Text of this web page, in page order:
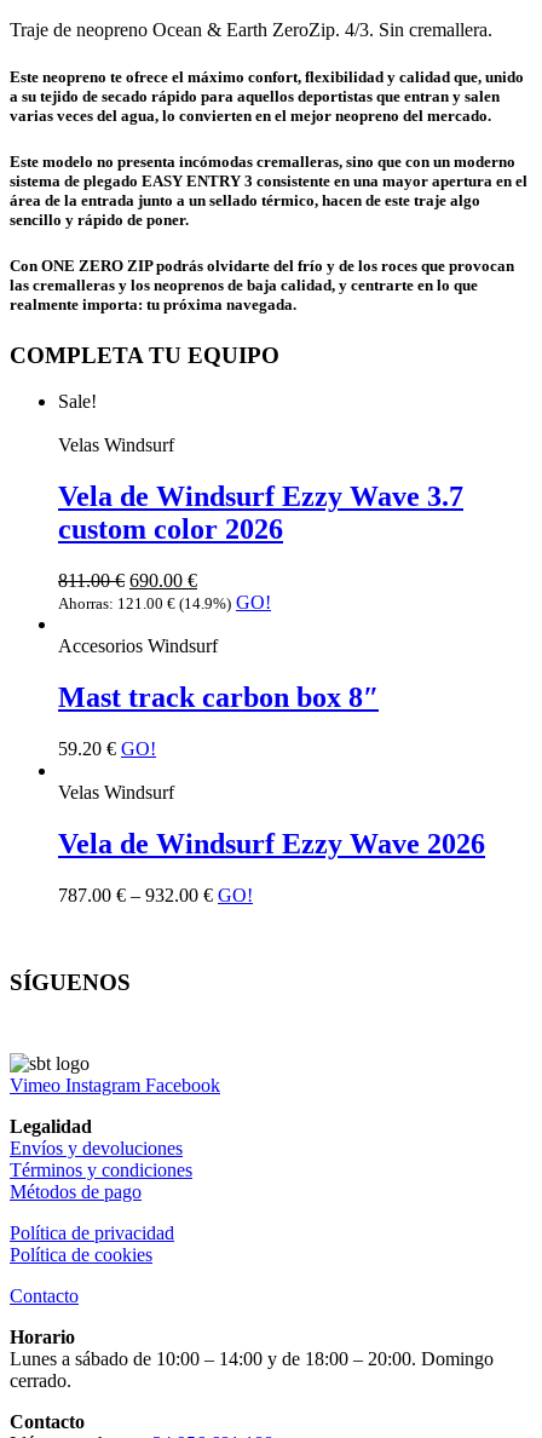
&
ZeroZip
quantity
Traje de neopreno Ocean & Earth ZeroZip. 4/3. Sin cremallera.
Este neopreno te ofrece el máximo confort, flexibilidad y calidad que, unido
a su tejido de secado rápido para aquellos deportistas que entran y salen
varias veces del agua, lo convierten en el mejor neopreno del mercado.
Este modelo no presenta incómodas cremalleras, sino que con un moderno
sistema de plegado EASY ENTRY 3 consistente en una mayor apertura en el
área de la entrada junto a un sellado térmico, hacen de este traje algo
sencillo y rápido de poner.
Con ONE ZERO ZIP podrás olvidarte del frío y de los roces que provocan
las cremalleras y los neoprenos de baja calidad, y centrarte en lo que
realmente importa: tu próxima navegada.
COMPLETA TU EQUIPO
Sale!
Velas Windsurf
Vela de Windsurf Ezzy Wave 3.7
custom color 2026
811.00€ 690.00 €
Ahorras: 121.00 € (14.9%) GO!
Accesorios Windsurf
Mast track carbon box 8″
59.20 € GO!
Velas Windsurf
Vela de Windsurf Ezzy Wave 2026
787.00 € – 932.00 € GO!
SÍGUENOS
Vimeo Instagram Facebook
Legalidad
Envíos y devoluciones
Términos y condiciones
Métodos de pago
Política de privacidad
Política de cookies
Contacto
Horario
Lunes a sábado de 10:00 – 14:00 y de 18:00 – 20:00. Domingo
cerrado.
Contacto